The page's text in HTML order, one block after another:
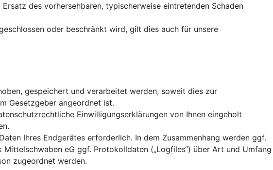
des vorhersehbaren, typischerweise eintretenden Schaden
oder beschränkt wird, gilt dies auch für unsere
gespeichert und verarbeitet werden, soweit dies zur
Gesetzgeber angeordnet ist.
Einwilligungserklärungen von Ihnen eingeholt
Ihres Endgerätes erforderlich. In dem Zusammenhang werden ggf.
eG ggf. Protokolldaten („Logfiles“) über Art und Umfang
zugeordnet werden.